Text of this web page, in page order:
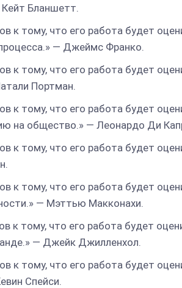
Бланшетт.
к тому, что его работа будет
— Джеймс Франко.
к тому, что его работа будет
Портман.
к тому, что его работа будет
на общество.» — Леонардо Ди
к тому, что его работа будет
к тому, что его работа будет
— Мэттью Макконахи.
к тому, что его работа будет
— Джейк Джилленхол.
к тому, что его работа будет
Спейси.